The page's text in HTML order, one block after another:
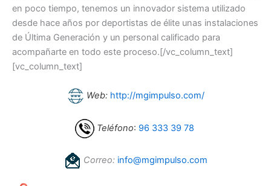
en poco tiempo, tenemos un innovador sistema utilizado
desde hace años por deportistas de élite unas instalaciones
de Última Generación y un personal calificado para
acompañarte en todo este proceso.[/vc_column_text]
[vc_column_text]
Web: http://mgimpulso.com/
Teléfono: 96 333 39 78
Correo: info@mgimpulso.com